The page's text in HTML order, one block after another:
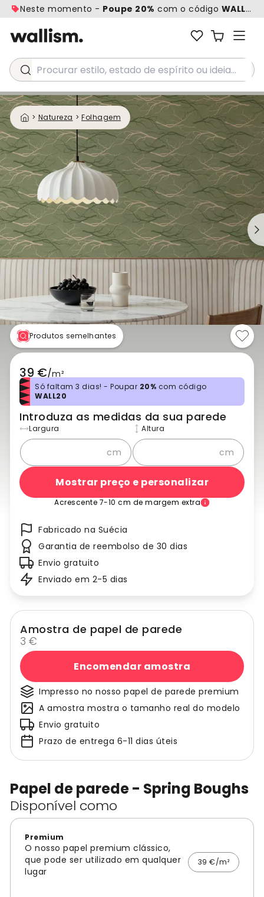
Neste momento - Poupe 20% com o código WALL20
Procurar estilo, estado de espírito ou ideia...
> Natureza > Folhagem
Papel de parede - Spring Boughs
Disponível como
Premium
O nosso papel premium clássico,
que pode ser utilizado em qualquer
lugar
39 €/m²
Produtos semelhantes
39 €/m²
Só faltam 3 dias! - Poupar 20% com código
WALL20
Introduza as medidas da sua parede
Largura
cm
Altura
cm
Mostrar preço e personalizar
Acrescente 7-10 cm de margem extra
Fabricado na Suécia
Garantia de reembolso de 30 dias
Envio gratuito
Enviado em 2-5 dias
Amostra de papel de parede
3 €
Encomendar amostra
Impresso no nosso papel de parede premium
A amostra mostra o tamanho real do modelo
Envio gratuito
Prazo de entrega 6-11 dias úteis